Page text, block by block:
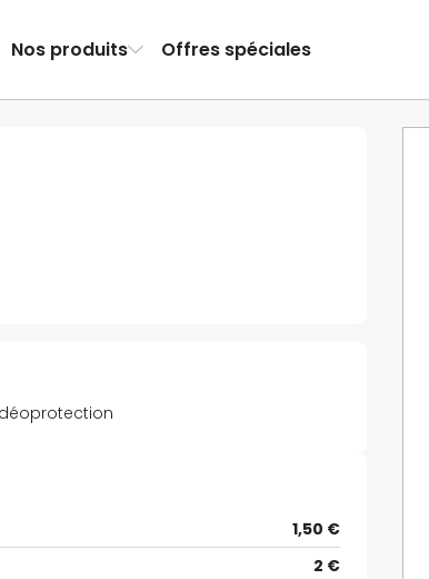
Nos produits Offres spéciales
1,50 €
2 €